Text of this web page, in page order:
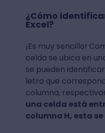
¿Cómo
Excel?
¡Es muy sencillo!
celda se ubica en
se pueden
letra que
columna,
una celda está
columna H, esta